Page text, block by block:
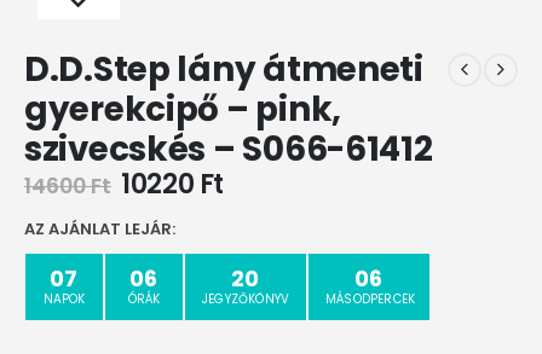
D.D.Step lány átmeneti
gyerekcipő – pink,
szivecskés – S066-61412
14600Ft 10220 Ft
AZ AJÁNLAT LEJÁR:
07
NAPOK
06
ÓRÁK
20
JEGYZŐKÖNYV
06
MÁSODPERCEK